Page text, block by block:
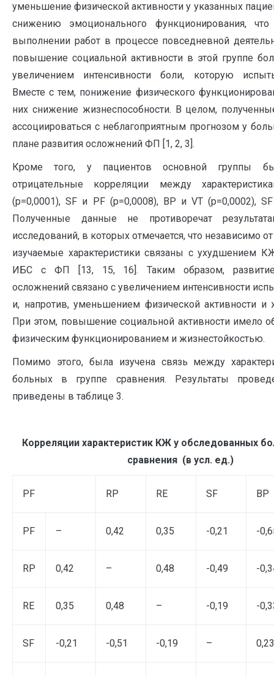
уменьшение физической активности у указанных
снижению эмоционального функционирования, что
выполнении работ в процессе повседневной
повышение социальной активности в этой группе
увеличением интенсивности боли, которую
Вместе с тем, понижение физического
них снижение жизнеспособности. В целом,
ассоциироваться с неблагоприятным прогнозом у
плане развития осложнений ФП [1, 2, 3].
Кроме того, у пациентов основной группы
отрицательные корреляции между
(p=0,0001), SF и PF (p=0,0008), BP и VT (p=0,0002),
Полученные данные не противоречат
исследований, в которых отмечается, что независимо
изучаемые характеристики связаны с ухудшением
ИБС с ФП [13, 15, 16]. Таким образом, развитие
осложнений связано с увеличением интенсивности
и, напротив, уменьшением физической активности и
При этом, повышение социальной активности имело
физическим функционированием и жизнестойкостью.
Помимо этого, была изучена связь между
больных в группе сравнения. Результаты
приведены в таблице 3.
Корреляции характеристик КЖ у обследованных
сравнения (в усл. ед.)
PF RP RE SF BP
PF – 0,42 0,35 -0,21 -
RP 0,42 – 0,48 -0,49 -
RE 0,35 0,48 – -0,19 -
SF -0,21 -0,51 -0,19 – 0,23